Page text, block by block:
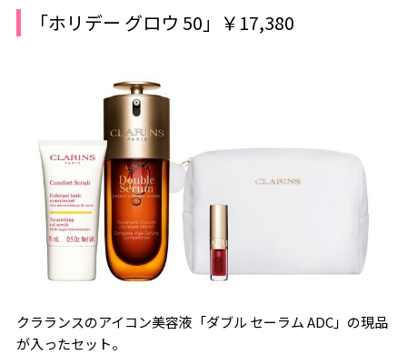
「ホリデー グロウ 50」￥17,380
クラランスのアイコン美容液「ダブル セーラム ADC」の現品
が入ったセット。